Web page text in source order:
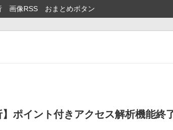
画像RSS おまとめボタン
】ポイント付きアクセス解析機能終